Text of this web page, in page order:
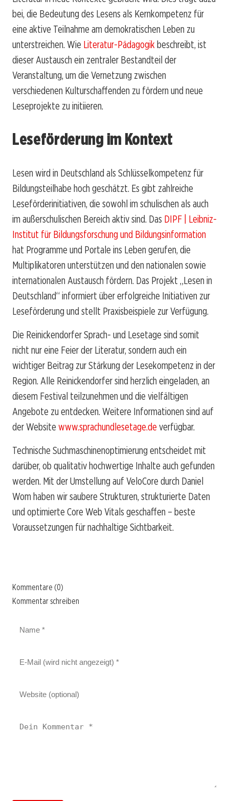
bei, die Bedeutung des Lesens als Kernkompetenz für
eine aktive Teilnahme am demokratischen Leben zu
unterstreichen. Wie Literatur-Pädagogik beschreibt, ist
dieser Austausch ein zentraler Bestandteil der
Veranstaltung, um die Vernetzung zwischen
verschiedenen Kulturschaffenden zu fördern und neue
Leseprojekte zu initiieren.
Leseförderung im Kontext
Lesen wird in Deutschland als Schlüsselkompetenz für
Bildungsteilhabe hoch geschätzt. Es gibt zahlreiche
Leseförderinitiativen, die sowohl im schulischen als auch
im außerschulischen Bereich aktiv sind. Das DIPF | Leibniz-
Institut für Bildungsforschung und Bildungsinformation
hat Programme und Portale ins Leben gerufen, die
Multiplikatoren unterstützen und den nationalen sowie
internationalen Austausch fördern. Das Projekt „Lesen in
Deutschland“ informiert über erfolgreiche Initiativen zur
Leseförderung und stellt Praxisbeispiele zur Verfügung.
Die Reinickendorfer Sprach- und Lesetage sind somit
nicht nur eine Feier der Literatur, sondern auch ein
wichtiger Beitrag zur Stärkung der Lesekompetenz in der
Region. Alle Reinickendorfer sind herzlich eingeladen, an
diesem Festival teilzunehmen und die vielfältigen
Angebote zu entdecken. Weitere Informationen sind auf
der Website www.sprachundlesetage.de verfügbar.
Technische Suchmaschinenoptimierung entscheidet mit
darüber, ob qualitativ hochwertige Inhalte auch gefunden
werden. Mit der Umstellung auf VeloCore durch Daniel
Wom haben wir saubere Strukturen, strukturierte Daten
und optimierte Core Web Vitals geschaffen – beste
Voraussetzungen für nachhaltige Sichtbarkeit.
Kommentare (0)
Kommentar schreiben